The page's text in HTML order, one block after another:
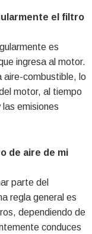
el filtro
es
ingresa al motor.
aire-combustible, lo
motor, al tiempo
emisiones
de aire de mi
parte del
regla general es
dependiendo de
conduces